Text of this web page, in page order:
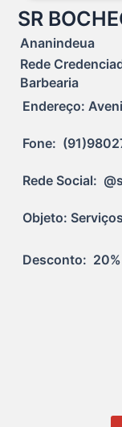
SR
Ananindeua
Rede
Barbearia
Endereço:
Fone:
Rede Social:
Objeto:
Desconto:  20%